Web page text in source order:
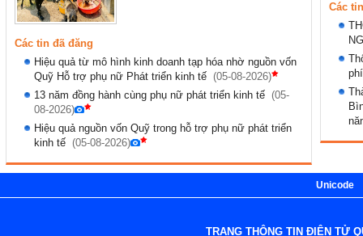
Các tin đã đăng
Hiệu quả từ mô hình kinh doanh tạp hóa nhờ nguồn vốn
Quỹ Hỗ trợ phụ nữ Phát triển kinh tế (05-08-2026)
13 năm đồng hành cùng phụ nữ phát triển kinh tế (05-
08-2026)
Hiệu quả nguồn vốn Quỹ trong hỗ trợ phụ nữ phát triển
kinh tế (05-08-2026)
Các
Unicode
TRANG THÔNG TIN ĐIỆN TỬ